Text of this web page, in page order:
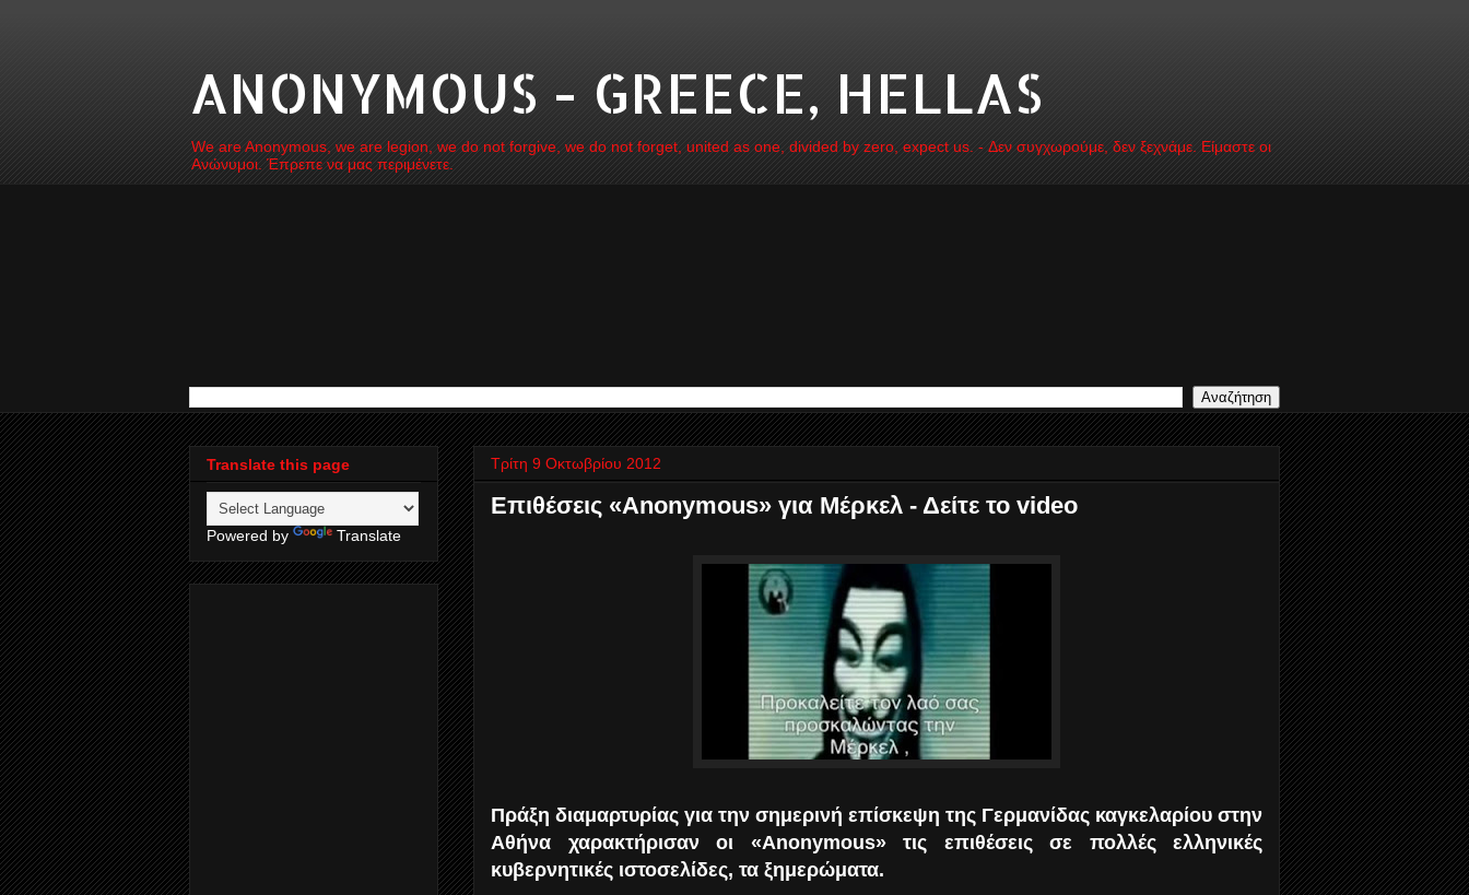
ANONYMOUS - GREECE, HELLAS
We are Anonymous, we are legion, we do not forgive, we do not forget, united as one, divided by zero, expect us. - Δεν συγχωρούμε, δεν ξεχνάμε. Είμαστε οι
Ανώνυμοι. Έπρεπε να μας περιμένετε.
Τρίτη 9 Οκτωβρίου 2012
Επιθέσεις «Anonymous» για Μέρκελ - Δείτε το video
Πράξη διαμαρτυρίας για την σημερινή επίσκεψη της Γερμανίδας καγκελαρίου στην
Αθήνα χαρακτήρισαν οι «Anonymous» τις επιθέσεις σε πολλές ελληνικές
κυβερνητικές ιστοσελίδες, τα ξημερώματα.
Translate this page
Powered by Translate